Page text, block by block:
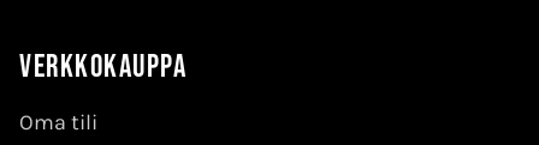
Verkkokauppa
Oma tili